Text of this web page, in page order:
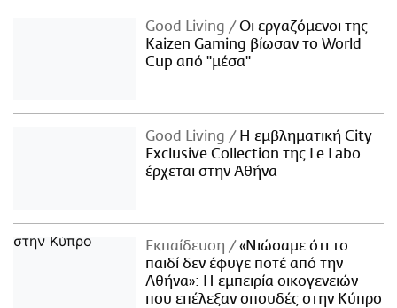
Good Living
Οι εργαζόμενοι της
Kaizen Gaming βίωσαν το World
Cup από "μέσα"
Good Living
Η εμβληματική City
Exclusive Collection της Le Labo
έρχεται στην Αθήνα
Εκπαίδευση
«Νιώσαμε ότι το
παιδί δεν έφυγε ποτέ από την
Αθήνα»: Η εμπειρία οικογενειών
που επέλεξαν σπουδές στην Κύπρο